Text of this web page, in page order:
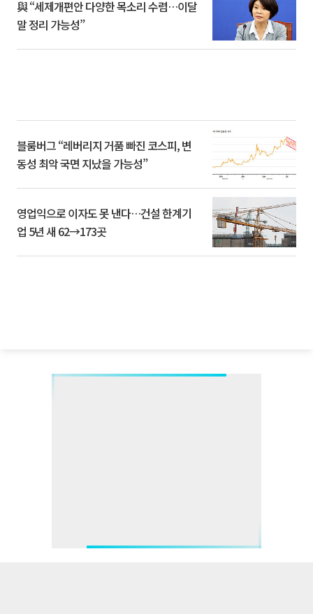
與 “세제개편안 다양한 목소리 수렴…이달
말 정리 가능성”
블룸버그 “레버리지 거품 빠진 코스피, 변
동성 최악 국면 지났을 가능성”
영업익으로 이자도 못 낸다…건설 한계기
업 5년 새 62→173곳